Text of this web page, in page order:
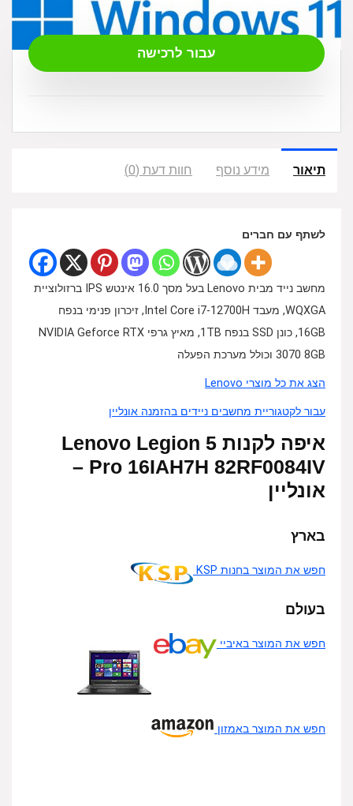
₪ 9,390.00
עבור לרכישה
תיאור מידע נוסף חוות דעת (0)
לשתף עם חברים
מחשב נייד מבית Lenovo בעל מסך 16.0 אינטש IPS ברזולוציית
WQXGA, מעבד Intel Core i7-12700H, זיכרון פנימי בנפח
16GB, כונן SSD בנפח 1TB, מאיץ גרפי NVIDIA Geforce RTX
3070 8GB וכולל מערכת הפעלה
הצג את כל מוצרי Lenovo
עבור לקטגוריית מחשבים ניידים בהזמנה אונליין
איפה לקנות Lenovo Legion 5
Pro 16IAH7H 82RF0084IV –
אונליין
בארץ
חפש את המוצר בחנות KSP
בעולם
חפש את המוצר באיביי
חפש את המוצר באמזון